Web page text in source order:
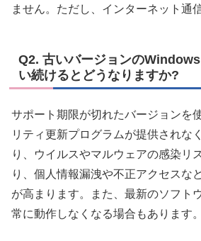
ません。ただし、インターネット通
Q2. 古いバージョンの
い続けるとどうなりますか?
サポート期限が切れたバージョンを
リティ更新プログラムが提供されな
り、ウイルスやマルウェアの感染リ
り、個人情報漏洩や不正アクセスな
が高まります。また、最新のソフト
常に動作しなくなる場合もあります。